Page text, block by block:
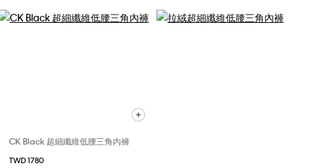
CK Black 超細纖維低腰三角內褲
TWD 1780